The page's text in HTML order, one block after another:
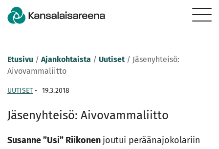
Etusivu / Ajankohtaista / Uutiset / Jäsenyhteisö:
Aivovammaliitto
UUTISET - 19.3.2018
Jäsenyhteisö: Aivovammaliitto
Susanne ”Usi” Riikonen joutui peräänajokolariin